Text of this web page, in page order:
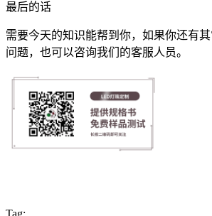
最后的话
需要今天的知识能帮到你，如果你还有
问题，也可以咨询我们的客服人员。